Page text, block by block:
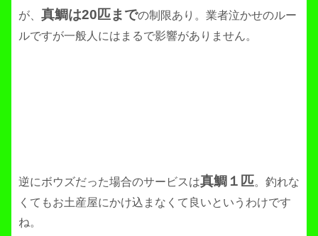
が、 真鯛は20匹までの制限あり。業者泣かせのルー
ルですが一般人にはまるで影響がありません。
逆にボウズだった場合のサービスは真鯛１匹。釣れな
くてもお土産屋にかけ込まなくて良いというわけです
ね。